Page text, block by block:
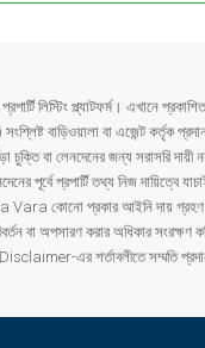
লিস্টিং প্ল্যাটফর্ম। এখানে
বাড়িওয়ালা বা এজেন্ট কর্তৃক
চুক্তি বা লেনদেনের জন্য সরাসরি
পূর্বে প্রপার্টি তথ্য নিজ দায়িত্বে
Vara কোনো প্রকার আইনি দায়
বা অপসারণ করার অধিকার সংরক্ষণ
এর শর্তাবলীতে সম্মতি